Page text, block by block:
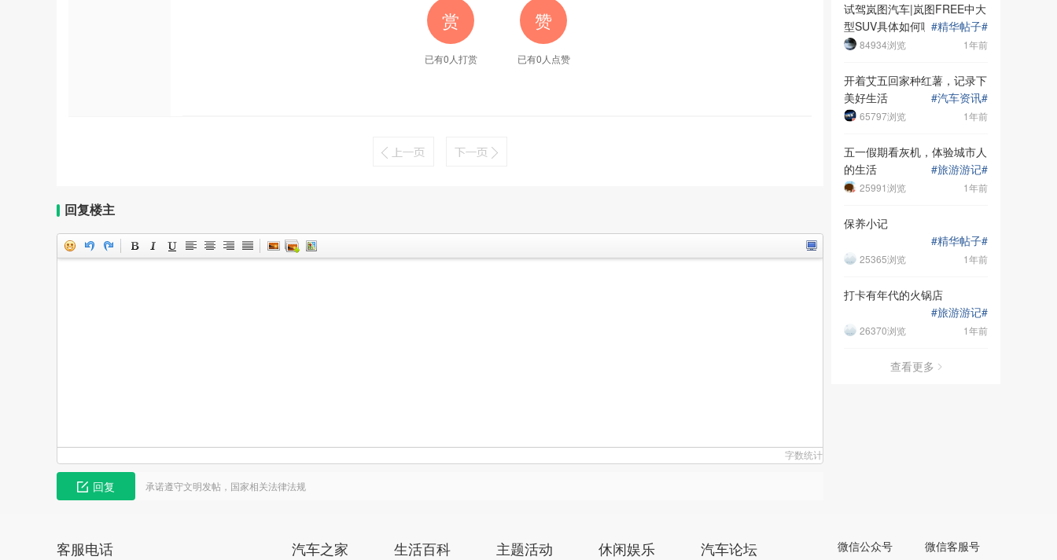
赏
已有0人打赏
赞
已有0 人点赞
回复楼主
字数统计
回复 承诺遵守文明发帖，国家相关法律法规
试驾岚图汽车|岚图FREE中大
型SUV具体如何呢？
#精华帖子#
1年前
84934浏览
开着艾五回家种红薯，记录下
美好生活
#汽车资讯#
1年前
65797浏览
五一假期看灰机，体验城市人
的生活
#旅游游记#
1年前
25991浏览
保养小记
#精华帖子#
1年前
25365浏览
打卡有年代的火锅店
#旅游游记#
1年前
26370浏览
查看更多
客服电话 汽车之家 生活百科 主题活动 休闲娱乐 汽车论坛 微信公众号 微信客服号